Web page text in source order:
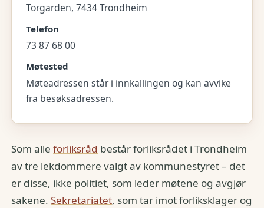
Torgarden, 7434 Trondheim
Telefon
73 87 68 00
Møtested
Møteadressen står i innkallingen og kan avvike
fra besøksadressen.
Som alleforliksråd består forliksrådet i Trondheim
av tre lekdommere valgt av kommunestyret – det
er disse, ikke politiet, som leder møtene og avgjør
sakene. Sekretariatet, som tar imot forliksklager og